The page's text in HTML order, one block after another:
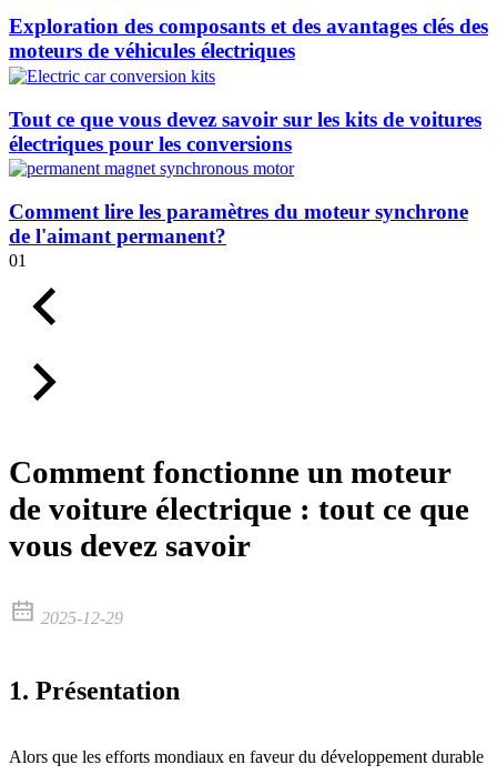
Exploration des composants et des avantages clés des
moteurs de véhicules électriques
Tout ce que vous devez savoir sur les kits de voitures
électriques pour les conversions
Comment lire les paramètres du moteur synchrone
de l'aimant permanent?
01
Comment fonctionne un moteur
de voiture électrique : tout ce que
vous devez savoir
2025-12-29
1. Présentation
Alors que les efforts mondiaux en faveur du développement durable